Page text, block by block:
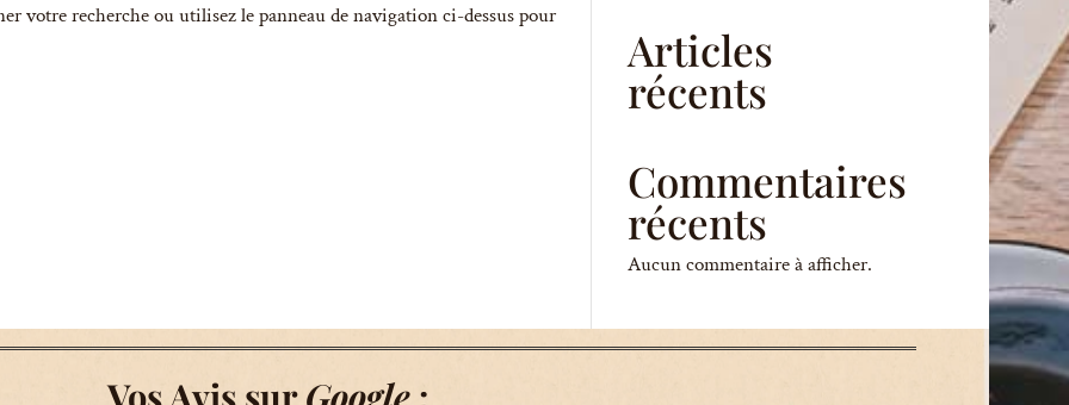
votre recherche ou utilisez le panneau de navigation ci-dessus pour
Articles
récents
Commentaires
récents
Aucun commentaire à afficher.
Vos Avis surGoogle: